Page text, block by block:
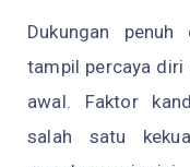
Dukungan
tampil percaya diri
awal. Faktor
salah satu